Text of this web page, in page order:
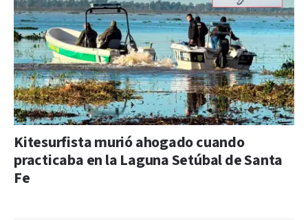
Kitesurfista murió ahogado cuando
practicaba en la Laguna Setúbal de Santa
Fe